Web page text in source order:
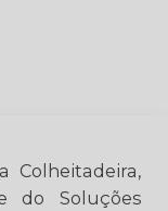
Colheitadeira,
do Soluções